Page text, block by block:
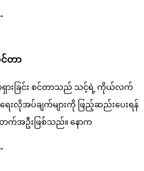
တာ
ားခြင်း စင်တာသည် သင့်ရဲ့ ကိုယ်လက်
ရေးလိုအပ်ချက်များကို ဖြည့်ဆည်းပေးရန်
က်အဦးဖြစ်သည်။ နောက